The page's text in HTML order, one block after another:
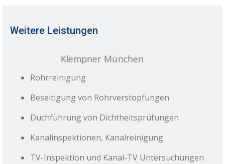
Weitere Leistungen
Rohrreinigung
Beseitigung von Rohrverstopfungen
Duchführung von Dichtheitsprüfungen
Kanalinspektionen, Kanalreinigung
TV-Inspektion und Kanal-TV Untersuchungen